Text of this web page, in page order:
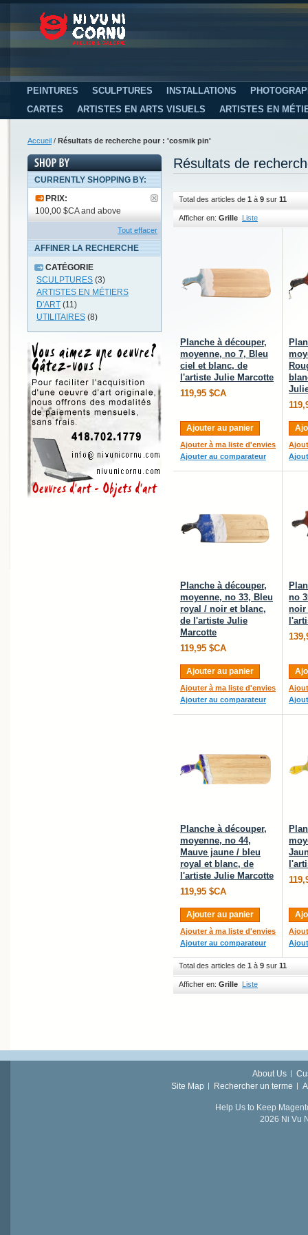
PEINTURES SCULPTURES INSTALLATIONS
CARTES
ARTISTES EN ARTS VISUELS ARTISTES EN
Accueil / Résultats de recherche pour : 'cosmik pin'
Résultats de
Total des articles de 1 à 9 sur 11
Afficher en: Grille Liste
Planche à découper,
moyenne, no 7, Bleu
ciel et blanc, de
l'artiste Julie Marcotte
119,95 $CA
Ajouter au panier
Ajouter à ma liste d'envies
Ajouter au comparateur
Planche à découper,
moyenne, no 33, Bleu
royal / noir et blanc,
de l'artiste Julie
Marcotte
119,95 $CA
Ajouter au panier
Ajouter à ma liste d'envies
Ajouter au comparateur
no
noir
Planche à découper,
moyenne, no 44,
Mauve jaune / bleu
royal et blanc, de
l'artiste Julie Marcotte
119,95 $CA
Ajouter au panier
Ajouter à ma liste d'envies
Ajouter au comparateur
Total des articles de 1 à 9 sur 11
Afficher en: Grille Liste
CURRENTLY SHOPPING BY:
PRIX:
100,00 $CA and above
Tout effacer
AFFINER LA RECHERCHE
CATÉGORIE
SCULPTURES (3)
ARTISTES EN MÉTIERS
D'ART (11)
UTILITAIRES (8)
About Us
Site Map
Rechercher un terme
Help Us to Keep
2026 Ni Vu